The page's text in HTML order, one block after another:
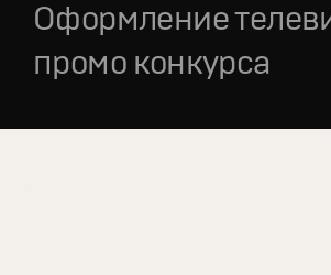
Оформление
промо конкурса